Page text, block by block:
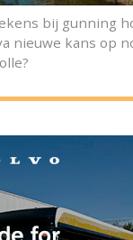
bij gunning
nieuwe kans op